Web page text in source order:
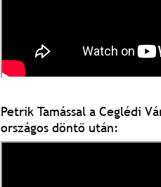
Petrik Tamással a Ceglédi
országos döntő után: